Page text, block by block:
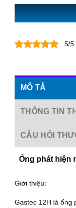
5/5
MÔ TẢ
THÔNG TIN
CÂU HỎI
Ống phát hiện
Giới thiệu:
Gastec 12H là ống